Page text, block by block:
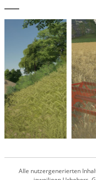
Alle nutzergenerierten